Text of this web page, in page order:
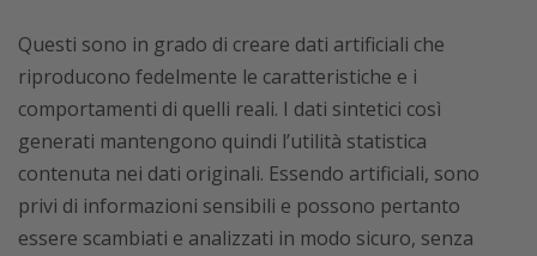
Questi sono in grado di creare dati artificiali che
riproducono fedelmente le caratteristiche e i
comportamenti di quelli reali. I dati sintetici così
generati mantengono quindi l’utilità statistica
contenuta nei dati originali. Essendo artificiali, sono
privi di informazioni sensibili e possono pertanto
essere scambiati e analizzati in modo sicuro, senza